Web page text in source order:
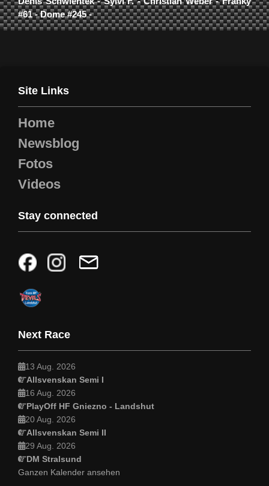
#61 - Dome #245 -
Site Links
Home
Newsblog
Fotos
Videos
Stay connected
Next Race
13 Aug. 2026
Allsvenskan Semi I
16 Aug. 2026
PlayOff HF Gniezno - Landshut
20 Aug. 2026
Allsvenskan Semi II
29 Aug. 2026
DM Stralsund
Ganzen Kalender ansehen